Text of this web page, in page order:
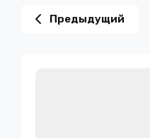
Предыдущий